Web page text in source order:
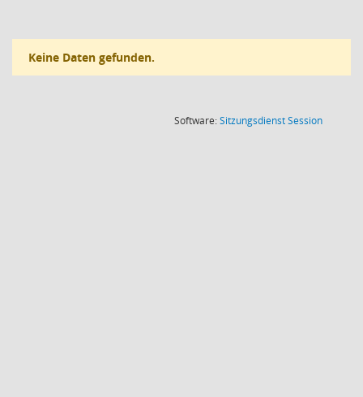
Keine Daten gefunden.
Software:SitzungsdienstSession(Wird in